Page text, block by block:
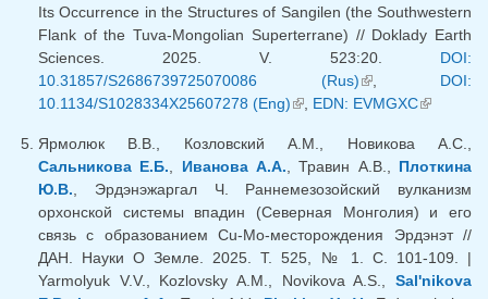
Its Occurrence in the Structures of Sangilen (the Southwestern
Flank of the Tuva-Mongolian Superterrane) // Doklady Earth
Sciences. 2025. V. 523:20. DOI:
10.31857/S2686739725070086 (Rus)(внешняя
ссылка)
, DOI:
10.1134/S1028334X25607278 (Eng)(внешняя ссылка)
, EDN: EVMGXC(внешняя
Ярмолюк В.В., Козловский А.М., Новикова А.С.,
Сальникова Е.Б., Иванова А.А., Травин А.В., Плоткина
Ю.В., Эрдэнэжаргал Ч. Раннемезозойский вулканизм
орхонской системы впадин (Северная Монголия) и его
связь с образованием Cu-Mo-месторождения Эрдэнэт //
ДАН. Науки О Земле. 2025. T. 525, № 1. C. 101-109. |
Yarmolyuk V.V., Kozlovsky A.M., Novikova A.S., Sal'nikova